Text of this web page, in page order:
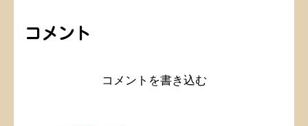
コメント
コメントを書き込む